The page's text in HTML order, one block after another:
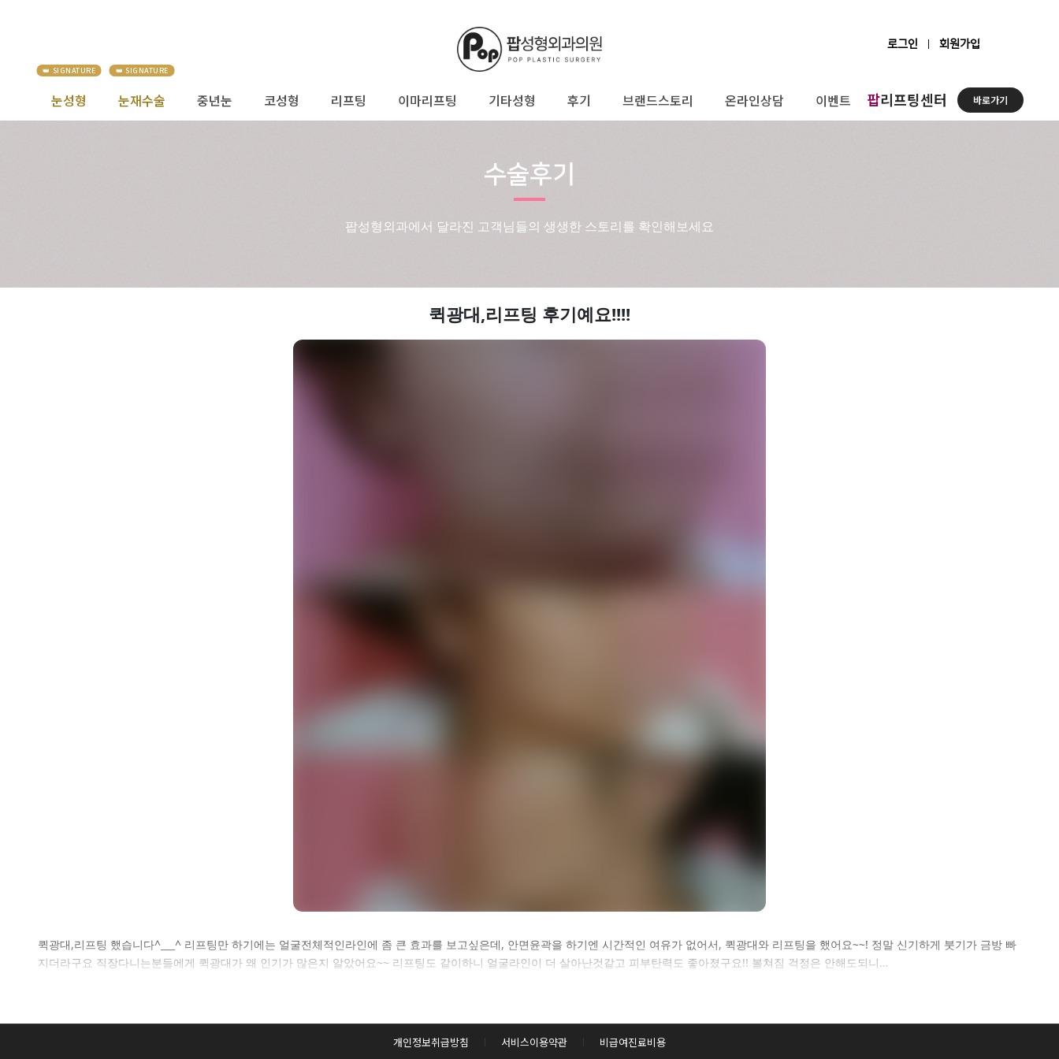
로그인 회원가입
눈성형 눈재수술 중년눈 코성형 리프팅 이마리프팅 기타성형 후기 브랜드스토리 온라인상담 이벤트 팝리프팅센터 바로가기
수술후기
팝성형외과에서 달라진 고객님들의 생생한 스토리를 확인해보세요
퀵광대,리프팅 후기예요!!!!
셀카후기 전체 내용은
로그인 후 확인하실 수 있습니다.
퀵광대,리프팅 했습니다^___^ 리프팅만 하기에는 얼굴전체적인라인에 좀 큰 효과를 보고싶은데, 안면윤곽을 하기엔 시간적인 여유가 없어서, 퀵광대와 리프팅을 했어요~~! 정말 신기하게 붓기가 금방 빠
지더라구요 직장다니는분들에게 퀵광대가 왜 인기가 많은지 알았어요~~ 리프팅도 같이하니 얼굴라인이 더 살아난것같고 피부탄력도 좋아졌구요!! 볼쳐짐 걱정은 안해도되니…
개인정보취급방침 서비스이용약관 비급여진료비용